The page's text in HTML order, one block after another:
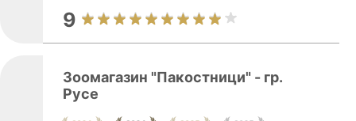
9
Зоомагазин "Пакостници" - гр.
Русе